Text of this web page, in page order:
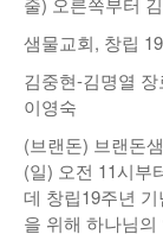
샘물교회, 창립
김중현-김명열
이영숙
(브랜돈) 브랜돈
(일) 오전 11시부
데 창립19주년
을 위해 하나님